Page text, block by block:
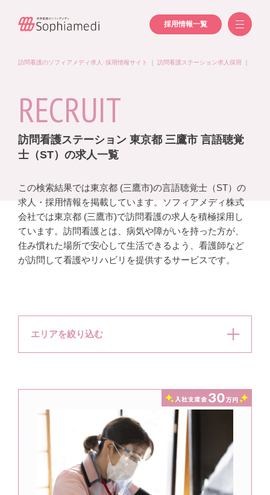
採用情報一覧
訪問看護のソフィアメディ求人･採用情報サイト 訪問看護ステーション求人採用 言語
RECRUIT
訪問看護ステーション 東京都 三鷹市 言語聴覚
士（ST）の求人一覧
この検索結果では東京都 (三鷹市)の言語聴覚士（ST）の
求人・採用情報を掲載しています。ソフィアメディ株式
会社では東京都 (三鷹市)で訪問看護の求人を積極採用し
ています。訪問看護とは、病気や障がいを持った方が、
住み慣れた場所で安心して生活できるよう、看護師など
が訪問して看護やリハビリを提供するサービスです。
エリアを絞り込む